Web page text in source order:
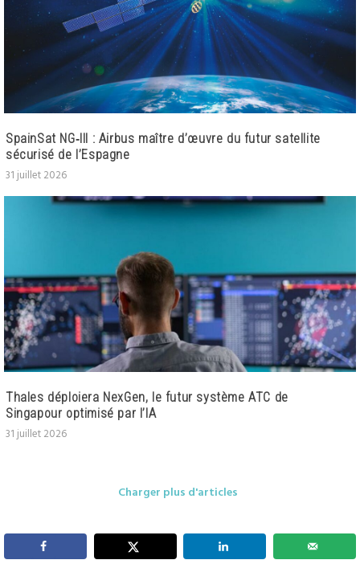
SpainSat NG‑III : Airbus maître d’œuvre du futur satellite
sécurisé de l’Espagne
31 juillet 2026
Thales déploiera NexGen, le futur système ATC de
Singapour optimisé par l’IA
31 juillet 2026
Charger plus d'articles